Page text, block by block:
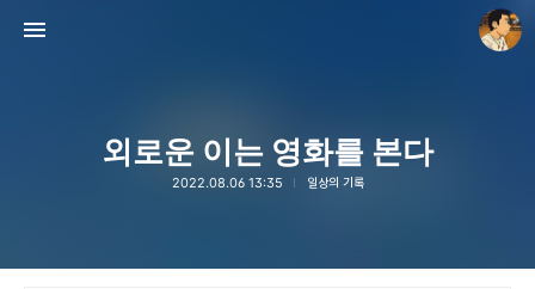
외로운 이는 영화를 본다
2022.08.06 13:35 일상의 기록
thebravepost.com